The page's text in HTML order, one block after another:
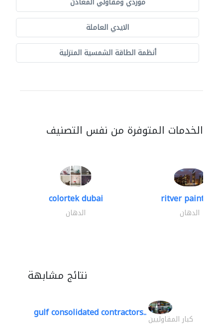
الايدي العاملة
أنظمة الطاقة الشمسية المنزلية
الخدمات المتوفرة من نفس التصنيف
colortek dubai
الدهان
ritver paints &..
الدهان
نتائج مشابهة
gulf consolidated contractors..كبار المقاوليين